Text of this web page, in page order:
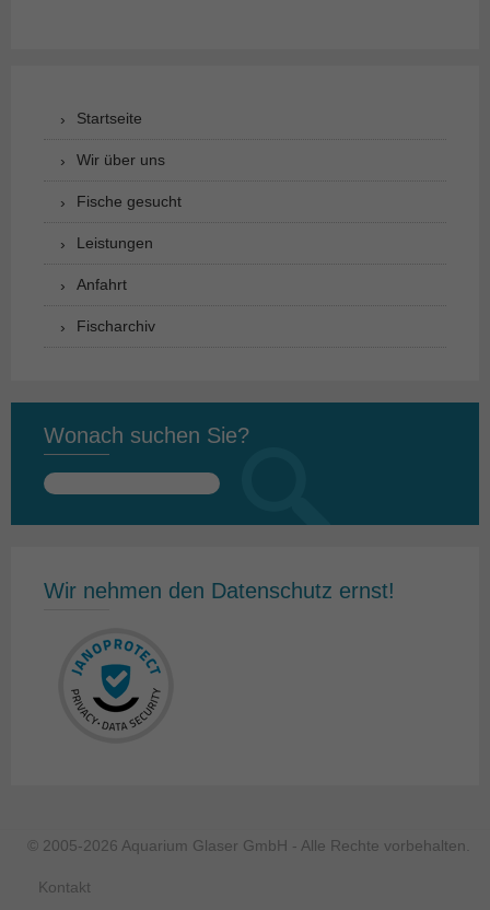
Startseite
Wir über uns
Fische gesucht
Leistungen
Anfahrt
Fischarchiv
Wonach suchen Sie?
Suchen
Wir nehmen den Datenschutz ernst!
© 2005-2026 Aquarium Glaser GmbH - Alle Rechte vorbehalten.
Kontakt